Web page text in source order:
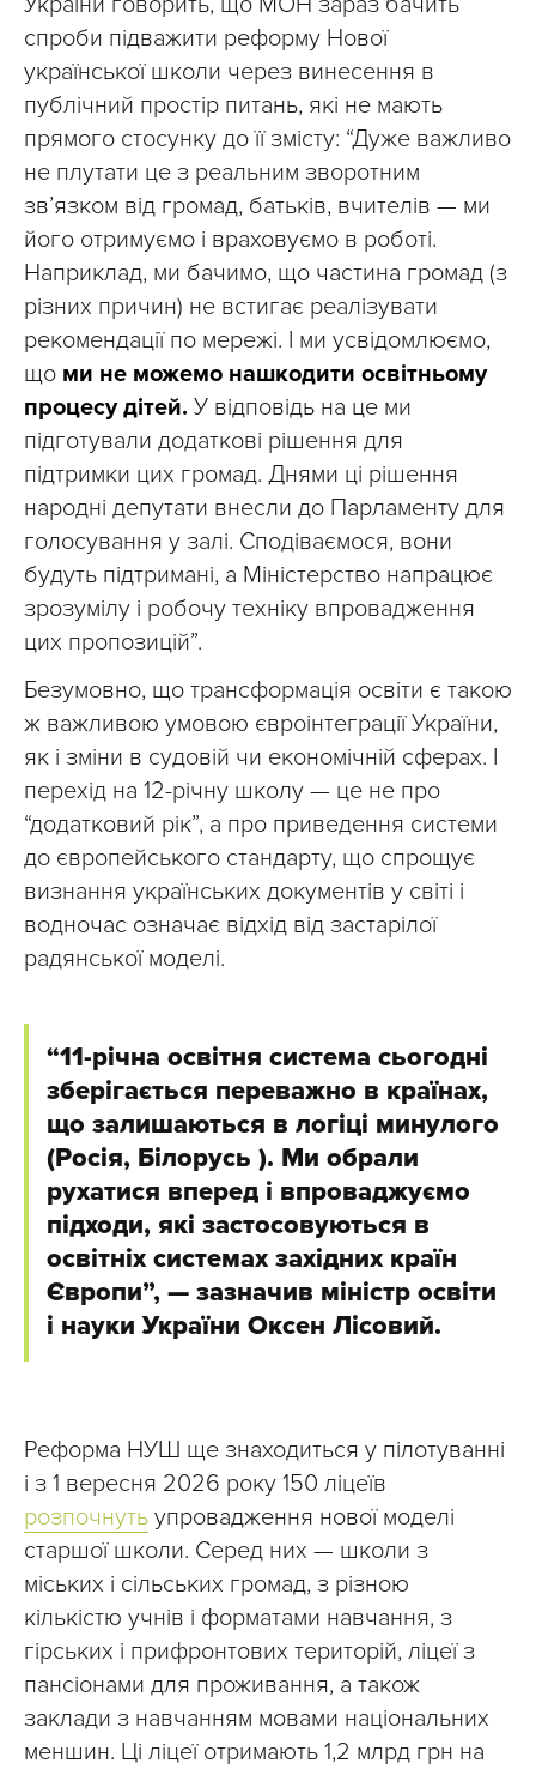
спроби підважити реформу Нової
української школи через винесення в
публічний простір питань, які не мають
прямого стосунку до її змісту: “Дуже важливо
не плутати це з реальним зворотним
зв’язком від громад, батьків, вчителів — ми
його отримуємо і враховуємо в роботі.
Наприклад, ми бачимо, що частина громад (з
різних причин) не встигає реалізувати
рекомендації по мережі. І ми усвідомлюємо,
що ми не можемо нашкодити освітньому
процесу дітей. У відповідь на це ми
підготували додаткові рішення для
підтримки цих громад. Днями ці рішення
народні депутати внесли до Парламенту для
голосування у залі. Сподіваємося, вони
будуть підтримані, а Міністерство напрацює
зрозумілу і робочу техніку впровадження
цих пропозицій”.
Безумовно, що трансформація освіти є такою
ж важливою умовою євроінтеграції України,
як і зміни в судовій чи економічній сферах. І
перехід на 12-річну школу — це не про
“додатковий рік”, а про приведення системи
до європейського стандарту, що спрощує
визнання українських документів у світі і
водночас означає відхід від застарілої
радянської моделі.
“11-річна освітня система сьогодні
зберігається переважно в країнах,
що залишаються в логіці минулого
(Росія, Білорусь ). Ми обрали
рухатися вперед і впроваджуємо
підходи, які застосовуються в
освітніх системах західних країн
Європи”, — зазначив міністр освіти
і науки України Оксен Лісовий.
Реформа НУШ ще знаходиться у пілотуванні
і з 1 вересня 2026 року 150 ліцеїв
розпочнуть упровадження нової моделі
старшої школи. Серед них — школи з
міських і сільських громад, з різною
кількістю учнів і форматами навчання, з
гірських і прифронтових територій, ліцеї з
пансіонами для проживання, а також
заклади з навчанням мовами національних
меншин. Ці ліцеї отримають 1,2 млрд грн на